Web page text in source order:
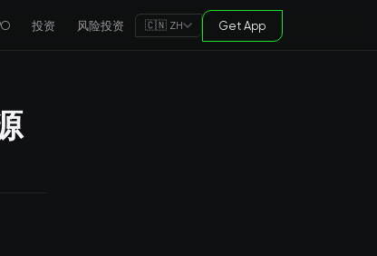
投资 风险投资 🇨🇳 ZH Get App